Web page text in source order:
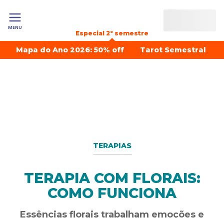
MENU
Especial 2º semestre
Mapa do Ano 2026: 50% off Tarot Semestral
TERAPIAS
TERAPIA COM FLORAIS:
COMO FUNCIONA
Essências florais trabalham emoções e